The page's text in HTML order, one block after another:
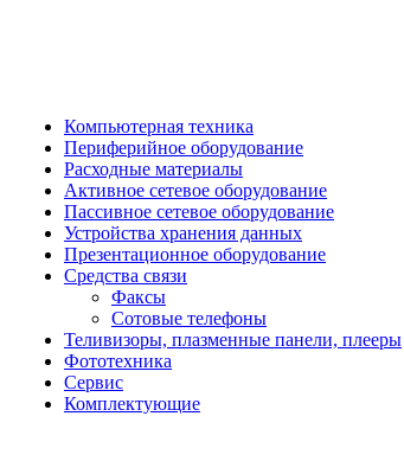
Компьютерная техника
Периферийное оборудование
Расходные материалы
Активное сетевое оборудование
Пассивное сетевое оборудование
Устройства хранения данных
Презентационное оборудование
Средства связи
Факсы
Сотовые телефоны
Теливизоры, плазменные панели, плееры
Фототехника
Сервис
Комплектующие